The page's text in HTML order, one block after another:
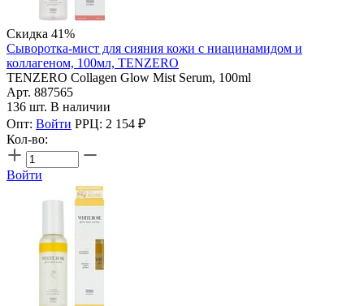
Скидка 41%
Сыворотка-мист для сияния кожи с ниацинамидом и
коллагеном, 100мл, TENZERO
TENZERO Collagen Glow Mist Serum, 100ml
Арт. 887565
136 шт. В наличии
Опт: Войти РРЦ: 2 154 ₽
Кол-во:
Войти